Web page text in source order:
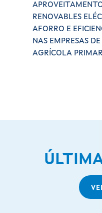
RENOVABLES
AFORRO E
NAS EMPRESAS
AGRÍCOLA